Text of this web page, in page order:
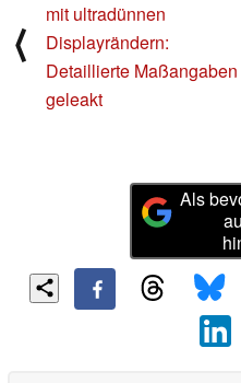
⟨
mit ultradünnen
Displayrändern:
Detaillierte Maßangaben
geleakt
Als